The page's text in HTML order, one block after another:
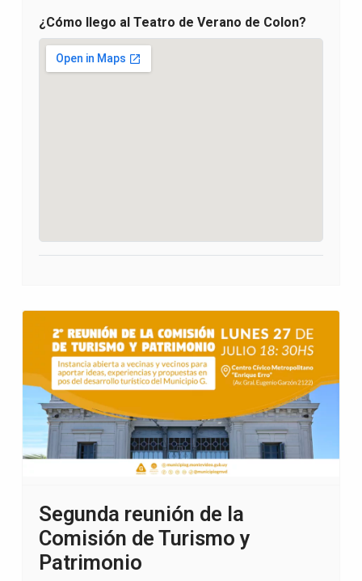
¿Cómo llego al Teatro de Verano de Colon?
Segunda reunión de la
Comisión de Turismo y
Patrimonio